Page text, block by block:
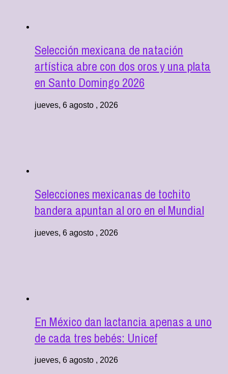
Selección mexicana de natación
artística abre con dos oros y una plata
en Santo Domingo 2026
jueves, 6 agosto , 2026
Selecciones mexicanas de tochito
bandera apuntan al oro en el Mundial
jueves, 6 agosto , 2026
En México dan lactancia apenas a uno
de cada tres bebés: Unicef
jueves, 6 agosto , 2026